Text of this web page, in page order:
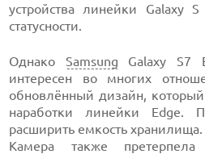
устройства линейки Galaxy
статусности.
Однако Samsung Galaxy S7
интересен во многих
обновлённый дизайн,
наработки линейки Edge.
расширить емкость
Камера также